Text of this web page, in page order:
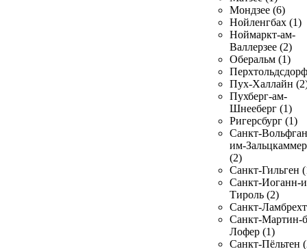
Мондзее (6)
Нойленгбах (1)
Ноймаркт-ам-
Валлерзее (2)
Оберальм (1)
Пух-Халлайн
Пухберг-ам-
Шнееберг (1)
Ригерсбург (1)
Санкт-
им-
(2)
Санкт-Гильген
Санкт-Иоганн-
Тироль (2)
Санкт-
Санкт-Мартин-
Лофер (1)
Санкт-Пёльтен